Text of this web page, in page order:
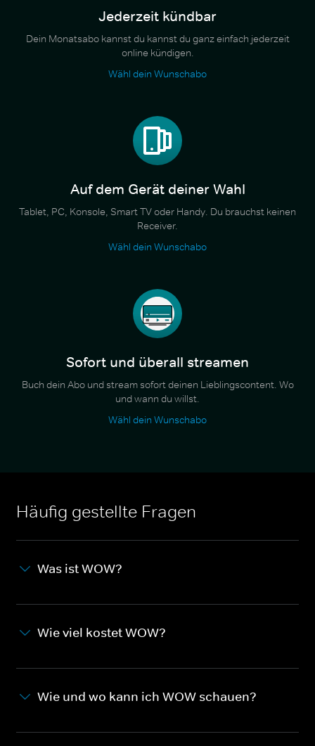
Jederzeit kündbar
Dein Monatsabo kannst du kannst du ganz einfach jederzeit
online kündigen.
Wähl dein Wunschabo
Auf dem Gerät deiner Wahl
Tablet, PC, Konsole, Smart TV oder Handy. Du brauchst keinen
Receiver.
Wähl dein Wunschabo
Sofort und überall streamen
Buch dein Abo und stream sofort deinen Lieblingscontent. Wo
und wann du willst.
Wähl dein Wunschabo
Häufig gestellte Fragen
Was ist WOW?
Wie viel kostet WOW?
Wie und wo kann ich WOW schauen?